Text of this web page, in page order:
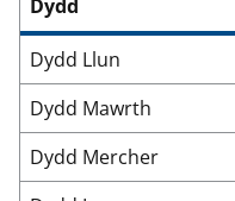
Dydd
Dydd Llun
Dydd Mawrth
Dydd Mercher